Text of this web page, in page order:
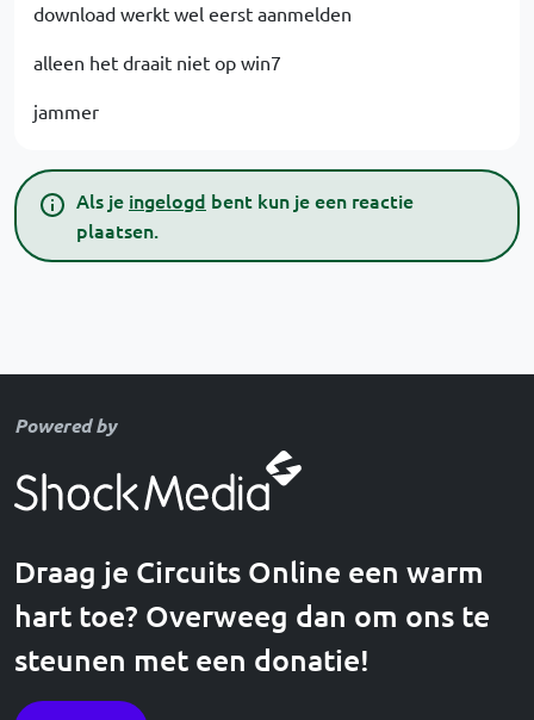
download werkt wel eerst aanmelden
alleen het draait niet op win7
jammer
Als je ingelogd bent kun je een reactie
plaatsen.
Powered by
Draag je Circuits Online een warm
hart toe? Overweeg dan om ons te
steunen met een donatie!